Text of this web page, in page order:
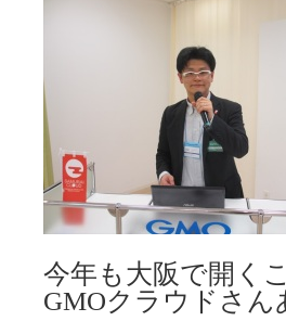
今年も大阪で開く
GMOクラウドさ